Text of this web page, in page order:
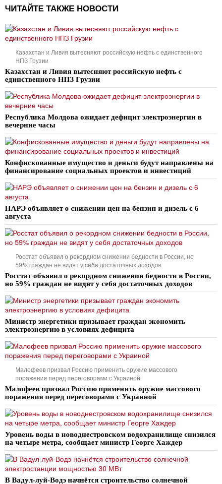
ЧИТАЙТЕ ТАКЖЕ НОВОСТИ
Казахстан и Ливия вытесняют российскую нефть с единственного
НПЗ Грузии
Казахстан и Ливия вытесняют российскую нефть с
единственного НПЗ Грузии
Республика Молдова ожидает дефицит электроэнергии в
вечерние часы
Конфискованные имущество и деньги будут направлены на
финансирование социальных проектов и инвестиций
НАРЭ объявляет о снижении цен на бензин и дизель с 6
августа
Росстат объявил о рекордном снижении бедности в России, но
59% граждан не видят у себя достаточных доходов
Росстат объявил о рекордном снижении бедности в России,
но 59% граждан не видят у себя достаточных доходов
Министр энергетики призывает граждан экономить
электроэнергию в условиях дефицита
Малофеев призвал Россию применить оружие массового
поражения перед переговорами с Украиной
Малофеев призвал Россию применить оружие массового
поражения перед переговорами с Украиной
Уровень воды в новоднестровском водохранилище снизился
на четыре метра, сообщает министр Георге Хаждер
В Вадул-луй-Водэ начнётся строительство солнечной